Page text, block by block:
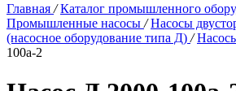
Главная / Каталог промышленного
Промышленные насосы / Насосы
(насосное оборудование типа Д) /
100а-2